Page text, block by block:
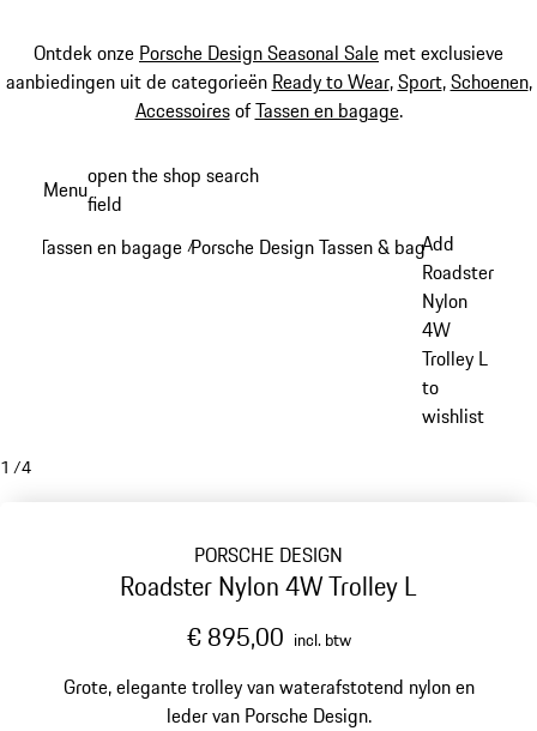
Ontdek onze Porsche Design Seasonal Sale met exclusieve
aanbiedingen uit de categorieën Ready to Wear,Sport,Schoenen,
AccessoiresofTassen en bagage.
hoofdinhoud
Menuopen the shop search
field
Tassen en bagage /Porsche Design Tassen & bagage
Add
Roadster
Nylon
4W
Trolley L
to
wishlist
1 /4
PORSCHE DESIGN
Roadster Nylon 4W Trolley L
€ 895,00 incl. btw
Grote, elegante trolley van waterafstotend nylon en
leder van Porsche Design.